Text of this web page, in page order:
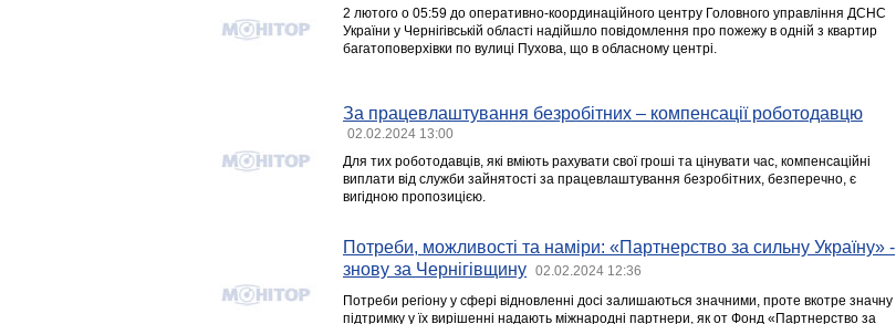
2 лютого о 05:59 до оперативно-координаційного центру Головного управління ДСНС
України у Чернігівській області надійшло повідомлення про пожежу в одній з квартир
багатоповерхівки по вулиці Пухова, що в обласному центрі.
За працевлаштування безробітних – компенсації роботодавцю
02.02.2024 13:00
Для тих роботодавців, які вміють рахувати свої гроші та цінувати час, компенсаційні
виплати від служби зайнятості за працевлаштування безробітних, безперечно, є
вигідною пропозицією.
Потреби, можливості та наміри: «Партнерство за сильну Україну» -
знову за Чернігівщину
02.02.2024 12:36
Потреби регіону у сфері відновленні досі залишаються значними, проте вкотре значну
підтримку у їх вирішенні надають міжнародні партнери, як от Фонд «Партнерство за